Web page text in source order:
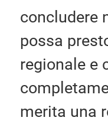
concludere
possa
regionale e
merita una